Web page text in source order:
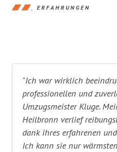
ERFAHRUNGEN
"Ich war wirklich
professionellen und
Umzugsmeister Kluge.
Heilbronn verlief
dank ihres erfahrenen
Ich kann sie nur